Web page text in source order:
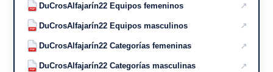
PDF DuCrosAlfajarín22 Equipos femeninos ↗
PDF DuCrosAlfajarín22 Equipos masculinos ↗
PDF DuCrosAlfajarín22 Categorías femeninas ↗
PDF DuCrosAlfajarín22 Categorías masculinas ↗